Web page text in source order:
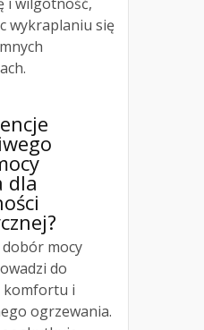
wykraplaniu się
dla
dobór mocy
do
komfortu i
ogrzewania.